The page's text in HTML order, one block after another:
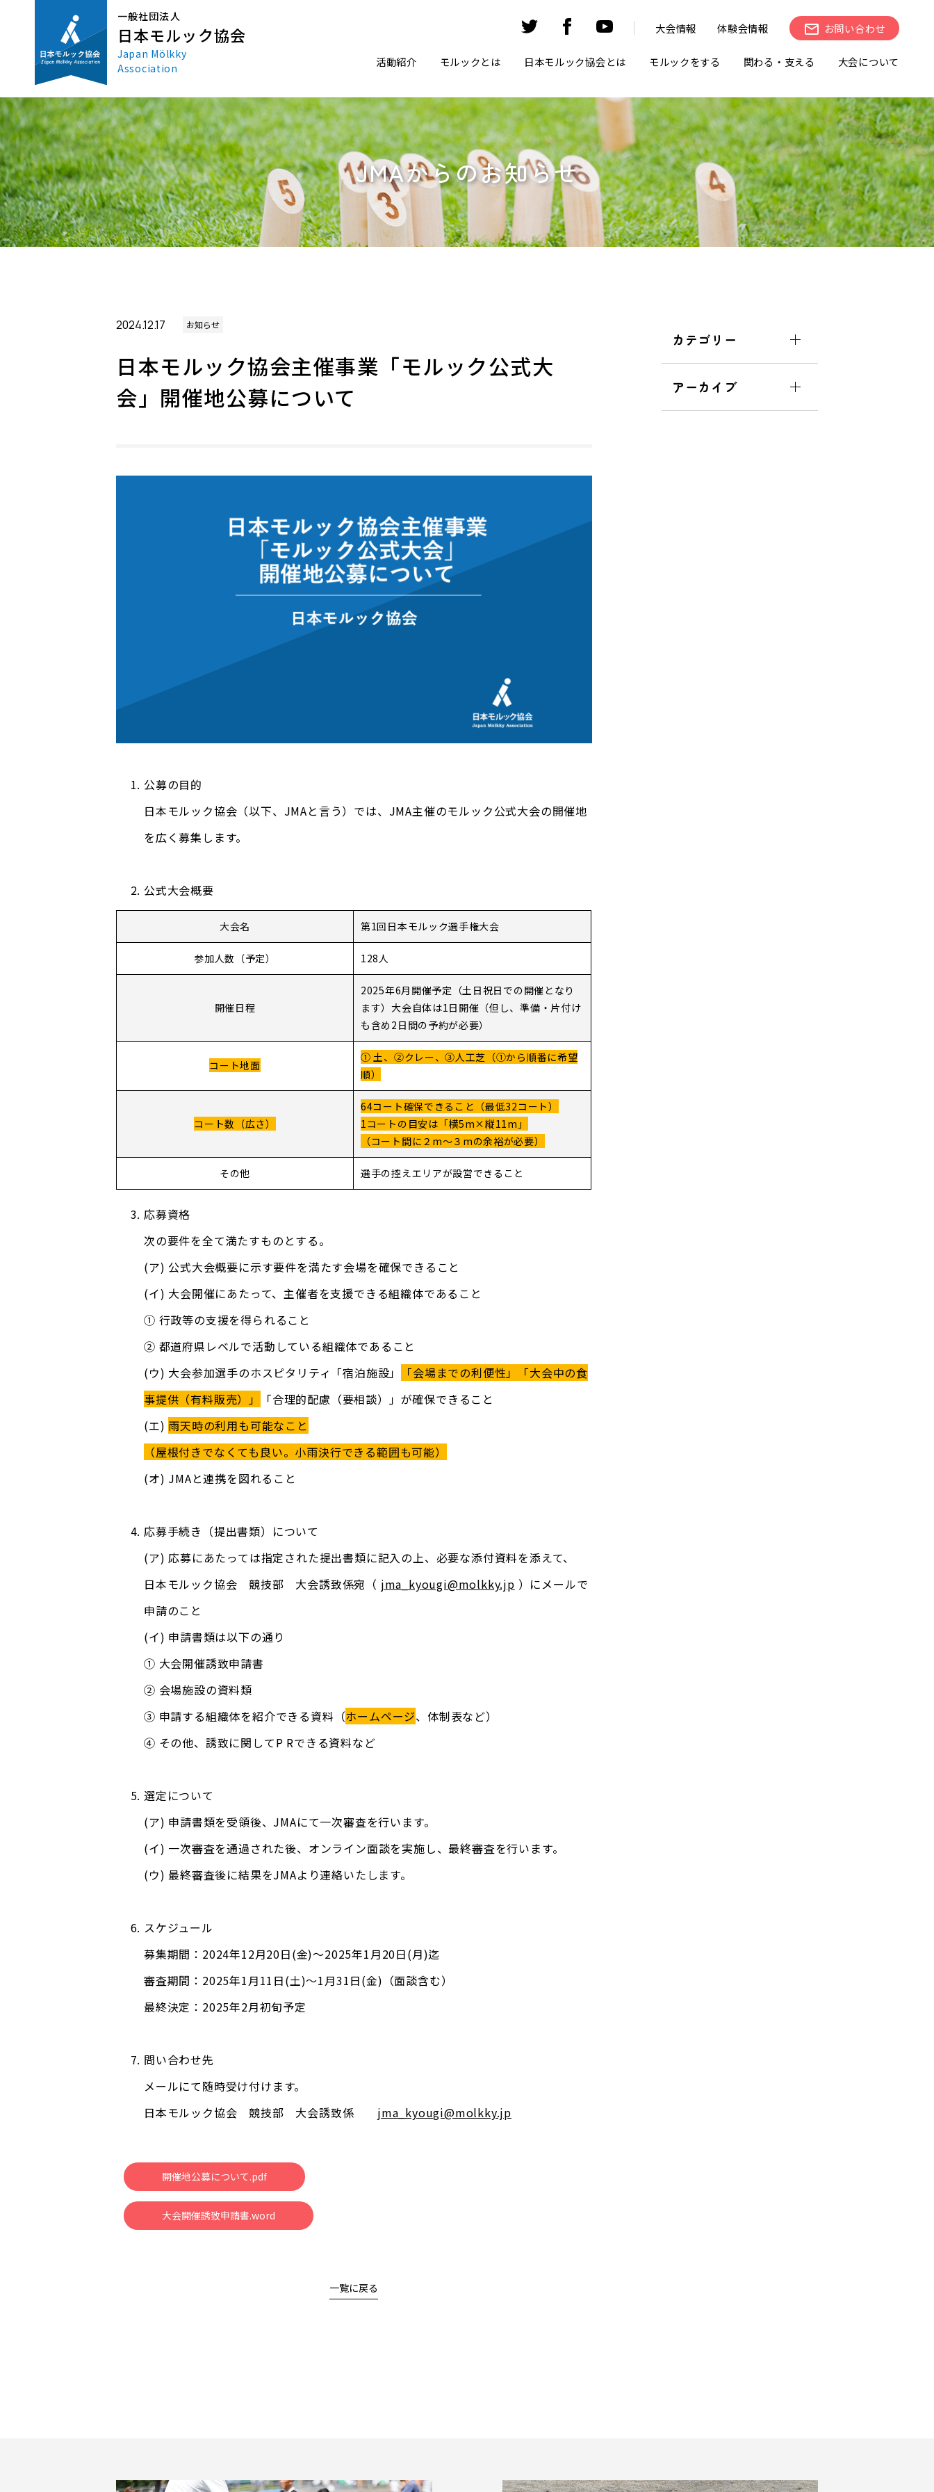
一般社団法人
日本モルック協会
Japan Mölkky
Association
大会情報 体験会情報 お問い合わせ
活動紹介 モルックとは 日本モルック協会とは モルックをする 関わる・支える 大会について
JMAからのお知らせ
2024.12.17 お知らせ
日本モルック協会主催事業「モルック公式大
会」開催地公募について
公募の目的
日本モルック協会（以下、JMAと言う）では、JMA主催のモルック公式大会の開催地
を広く募集します。
公式大会概要
大会名 第1回日本モルック選手権大会
参加人数（予定） 128人
開催日程
2025年6月開催予定（土日祝日での開催となり
ます）大会自体は1日開催（但し、準備・片付け
も含め2日間の予約が必要）
コート地面
① 土、②クレー、③人工芝（①から順番に希望
順）
コート数（広さ）
64コート確保できること（最低32コート）
1コートの目安は「横5m×縦11m」
（コート間に２m〜３mの余裕が必要）
その他 選手の控えエリアが設営できること
応募資格
次の要件を全て満たすものとする。
(ア) 公式大会概要に示す要件を満たす会場を確保できること
(イ) 大会開催にあたって、主催者を支援できる組織体であること
① 行政等の支援を得られること
② 都道府県レベルで活動している組織体であること
(ウ) 大会参加選手のホスピタリティ「宿泊施設」
「会場までの利便性」「大会中の食
事提供（有料販売）」
「合理的配慮（要相談）」が確保できること
(エ) 雨天時の利用も可能なこと
（屋根付きでなくても良い。小雨決行できる範囲も可能）
(オ) JMAと連携を図れること
応募手続き（提出書類）について
(ア) 応募にあたっては指定された提出書類に記入の上、必要な添付資料を添えて、
日本モルック協会 競技部 大会誘致係宛（ jma_kyougi@molkky.jp ）にメールで
申請のこと
(イ) 申請書類は以下の通り
① 大会開催誘致申請書
② 会場施設の資料類
③ 申請する組織体を紹介できる資料（ホームページ、体制表など）
④ その他、誘致に関してP Rできる資料など
選定について
(ア) 申請書類を受領後、JMAにて一次審査を行います。
(イ) 一次審査を通過された後、オンライン面談を実施し、最終審査を行います。
(ウ) 最終審査後に結果をJMAより連絡いたします。
スケジュール
募集期間：2024年12月20日(金)〜2025年1月20日(月)迄
審査期間：2025年1月11日(土)〜1月31日(金)（面談含む）
最終決定：2025年2月初旬予定
問い合わせ先
メールにて随時受け付けます。
日本モルック協会 競技部 大会誘致係 jma_kyougi@molkky.jp
開催地公募について.pdf
大会開催誘致申請書.word
一覧に戻る
カテゴリー
アーカイブ